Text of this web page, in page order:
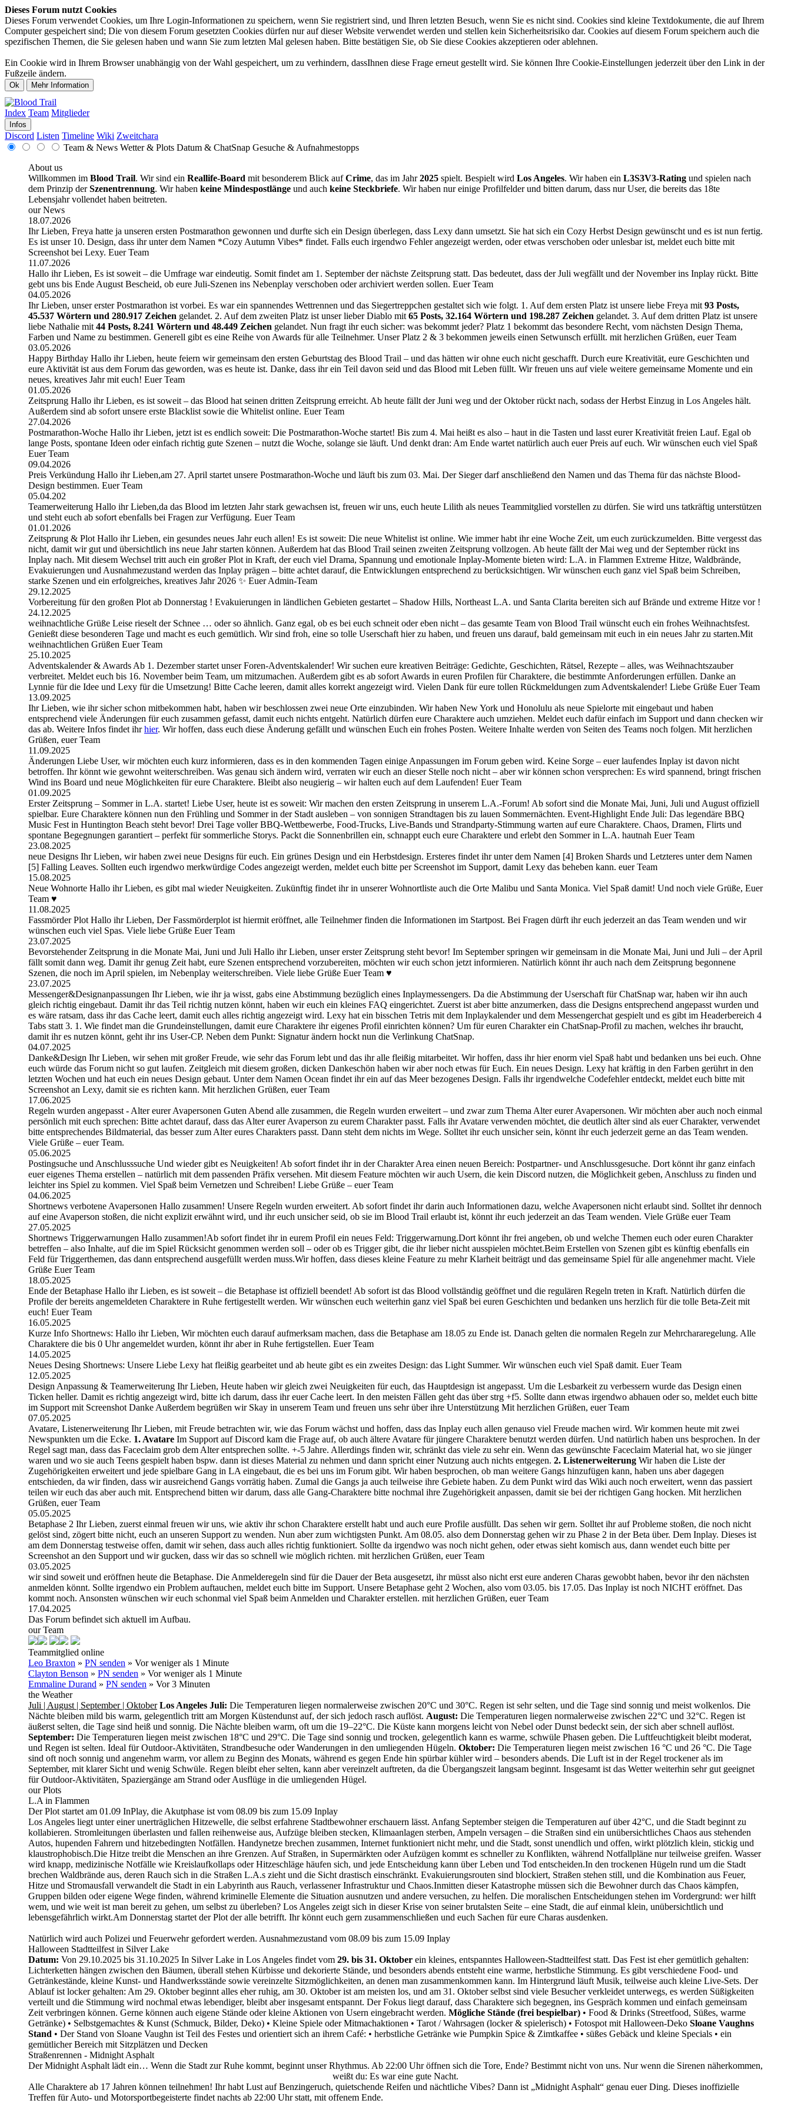
Dieses Forum nutzt Cookies
Dieses Forum verwendet Cookies, um Ihre Login-Informationen zu speichern, wenn Sie registriert sind, und Ihren letzten Besuch, wenn Sie es nicht sind. Cookies sind kleine Textdokumente, die auf Ihrem
Computer gespeichert sind; Die von diesem Forum gesetzten Cookies dürfen nur auf dieser Website verwendet werden und stellen kein Sicherheitsrisiko dar. Cookies auf diesem Forum speichern auch die
spezifischen Themen, die Sie gelesen haben und wann Sie zum letzten Mal gelesen haben. Bitte bestätigen Sie, ob Sie diese Cookies akzeptieren oder ablehnen.
Ein Cookie wird in Ihrem Browser unabhängig von der Wahl gespeichert, um zu verhindern, dassIhnen diese Frage erneut gestellt wird. Sie können Ihre Cookie-Einstellungen jederzeit über den Link in der
Fußzeile ändern.
Index Team Mitglieder
Infos
Discord Listen Timeline Wiki Zweitchara
Team & News Wetter & Plots Datum & ChatSnap Gesuche & Aufnahmestopps
About us
Willkommen im Blood Trail. Wir sind ein Reallife-Board mit besonderem Blick aufCrime, das im Jahr2025 spielt. Bespielt wird Los Angeles. Wir haben ein L3S3V3-Rating und spielen nach
dem Prinzip derSzenentrennung. Wir haben keine Mindespostlänge und auch keine Steckbriefe. Wir haben nur einige Profilfelder und bitten darum, dass nur User, die bereits das 18te
Lebensjahr vollendet haben beitreten.
our News
18.07.2026
Ihr Lieben, Freya hatte ja unseren ersten Postmarathon gewonnen und durfte sich ein Design überlegen, dass Lexy dann umsetzt. Sie hat sich ein Cozy Herbst Design gewünscht und es ist nun fertig.
Es ist unser 10. Design, dass ihr unter dem Namen *Cozy Autumn Vibes* findet. Falls euch irgendwo Fehler angezeigt werden, oder etwas verschoben oder unlesbar ist, meldet euch bitte mit
Screenshot bei Lexy. Euer Team
11.07.2026
Hallo ihr Lieben, Es ist soweit – die Umfrage war eindeutig. Somit findet am 1. September der nächste Zeitsprung statt. Das bedeutet, dass der Juli wegfällt und der November ins Inplay rückt. Bitte
gebt uns bis Ende August Bescheid, ob eure Juli-Szenen ins Nebenplay verschoben oder archiviert werden sollen. Euer Team
04.05.2026
Ihr Lieben, unser erster Postmarathon ist vorbei. Es war ein spannendes Wettrennen und das Siegertreppchen gestaltet sich wie folgt. 1. Auf dem ersten Platz ist unsere liebe Freya mit 93 Posts,
45.537 Wörtern und 280.917 Zeichen gelandet. 2. Auf dem zweiten Platz ist unser lieber Diablo mit 65 Posts, 32.164 Wörtern und 198.287 Zeichen gelandet. 3. Auf dem dritten Platz ist unsere
liebe Nathalie mit 44 Posts, 8.241 Wörtern und 48.449 Zeichen gelandet. Nun fragt ihr euch sicher: was bekommt jeder? Platz 1 bekommt das besondere Recht, vom nächsten Design Thema,
Farben und Name zu bestimmen. Generell gibt es eine Reihe von Awards für alle Teilnehmer. Unser Platz 2 & 3 bekommen jeweils einen Setwunsch erfüllt. mit herzlichen Grüßen, euer Team
03.05.2026
Happy Birthday Hallo ihr Lieben, heute feiern wir gemeinsam den ersten Geburtstag des Blood Trail – und das hätten wir ohne euch nicht geschafft. Durch eure Kreativität, eure Geschichten und
eure Aktivität ist aus dem Forum das geworden, was es heute ist. Danke, dass ihr ein Teil davon seid und das Blood mit Leben füllt. Wir freuen uns auf viele weitere gemeinsame Momente und ein
neues, kreatives Jahr mit euch! Euer Team
01.05.2026
Zeitsprung Hallo ihr Lieben, es ist soweit – das Blood hat seinen dritten Zeitsprung erreicht. Ab heute fällt der Juni weg und der Oktober rückt nach, sodass der Herbst Einzug in Los Angeles hält.
Außerdem sind ab sofort unsere erste Blacklist sowie die Whitelist online. Euer Team
27.04.2026
Postmarathon-Woche Hallo ihr Lieben, jetzt ist es endlich soweit: Die Postmarathon-Woche startet! Bis zum 4. Mai heißt es also – haut in die Tasten und lasst eurer Kreativität freien Lauf. Egal ob
lange Posts, spontane Ideen oder einfach richtig gute Szenen – nutzt die Woche, solange sie läuft. Und denkt dran: Am Ende wartet natürlich auch euer Preis auf euch. Wir wünschen euch viel Spaß
Euer Team
09.04.2026
Preis Verkündung Hallo ihr Lieben,am 27. April startet unsere Postmarathon-Woche und läuft bis zum 03. Mai. Der Sieger darf anschließend den Namen und das Thema für das nächste Blood-
Design bestimmen. Euer Team
05.04.202
Teamerweiterung Hallo ihr Lieben,da das Blood im letzten Jahr stark gewachsen ist, freuen wir uns, euch heute Lilith als neues Teammitglied vorstellen zu dürfen. Sie wird uns tatkräftig unterstützen
und steht euch ab sofort ebenfalls bei Fragen zur Verfügung. Euer Team
01.01.2026
Zeitsprung & Plot Hallo ihr Lieben, ein gesundes neues Jahr euch allen! Es ist soweit: Die neue Whitelist ist online. Wie immer habt ihr eine Woche Zeit, um euch zurückzumelden. Bitte vergesst das
nicht, damit wir gut und übersichtlich ins neue Jahr starten können. Außerdem hat das Blood Trail seinen zweiten Zeitsprung vollzogen. Ab heute fällt der Mai weg und der September rückt ins
Inplay nach. Mit diesem Wechsel tritt auch ein großer Plot in Kraft, der euch viel Drama, Spannung und emotionale Inplay-Momente bieten wird: L.A. in Flammen Extreme Hitze, Waldbrände,
Evakuierungen und Ausnahmezustand werden das Inplay prägen – bitte achtet darauf, die Entwicklungen entsprechend zu berücksichtigen. Wir wünschen euch ganz viel Spaß beim Schreiben,
starke Szenen und ein erfolgreiches, kreatives Jahr 2026 ✨ Euer Admin-Team
29.12.2025
Vorbereitung für den großen Plot ab Donnerstag ! Evakuierungen in ländlichen Gebieten gestartet – Shadow Hills, Northeast L.A. und Santa Clarita bereiten sich auf Brände und extreme Hitze vor !
24.12.2025
weihnachtliche Grüße Leise rieselt der Schnee … oder so ähnlich. Ganz egal, ob es bei euch schneit oder eben nicht – das gesamte Team von Blood Trail wünscht euch ein frohes Weihnachtsfest.
Genießt diese besonderen Tage und macht es euch gemütlich. Wir sind froh, eine so tolle Userschaft hier zu haben, und freuen uns darauf, bald gemeinsam mit euch in ein neues Jahr zu starten.Mit
weihnachtlichen Grüßen Euer Team
25.10.2025
Adventskalender & Awards Ab 1. Dezember startet unser Foren-Adventskalender! Wir suchen eure kreativen Beiträge: Gedichte, Geschichten, Rätsel, Rezepte – alles, was Weihnachtszauber
verbreitet. Meldet euch bis 16. November beim Team, um mitzumachen. Außerdem gibt es ab sofort Awards in euren Profilen für Charaktere, die bestimmte Anforderungen erfüllen. Danke an
Lynnie für die Idee und Lexy für die Umsetzung! Bitte Cache leeren, damit alles korrekt angezeigt wird. Vielen Dank für eure tollen Rückmeldungen zum Adventskalender! Liebe Grüße Euer Team
13.09.2025
Ihr Lieben, wie ihr sicher schon mitbekommen habt, haben wir beschlossen zwei neue Orte einzubinden. Wir haben New York und Honolulu als neue Spielorte mit eingebaut und haben
entsprechend viele Änderungen für euch zusammen gefasst, damit euch nichts entgeht. Natürlich dürfen eure Charaktere auch umziehen. Meldet euch dafür einfach im Support und dann checken wir
das ab. Weitere Infos findet ihrhier. Wir hoffen, dass euch diese Änderung gefällt und wünschen Euch ein frohes Posten. Weitere Inhalte werden von Seiten des Teams noch folgen. Mit herzlichen
Grüßen, euer Team
11.09.2025
Änderungen Liebe User, wir möchten euch kurz informieren, dass es in den kommenden Tagen einige Anpassungen im Forum geben wird. Keine Sorge – euer laufendes Inplay ist davon nicht
betroffen. Ihr könnt wie gewohnt weiterschreiben. Was genau sich ändern wird, verraten wir euch an dieser Stelle noch nicht – aber wir können schon versprechen: Es wird spannend, bringt frischen
Wind ins Board und neue Möglichkeiten für eure Charaktere. Bleibt also neugierig – wir halten euch auf dem Laufenden! Euer Team
01.09.2025
Erster Zeitsprung – Sommer in L.A. startet! Liebe User, heute ist es soweit: Wir machen den ersten Zeitsprung in unserem L.A.-Forum! Ab sofort sind die Monate Mai, Juni, Juli und August offiziell
spielbar. Eure Charaktere können nun den Frühling und Sommer in der Stadt ausleben – von sonnigen Strandtagen bis zu lauen Sommernächten. Event-Highlight Ende Juli: Das legendäre BBQ
Music Fest in Huntington Beach steht bevor! Drei Tage voller BBQ-Wettbewerbe, Food-Trucks, Live-Bands und Strandparty-Stimmung warten auf eure Charaktere. Chaos, Dramen, Flirts und
spontane Begegnungen garantiert – perfekt für sommerliche Storys. Packt die Sonnenbrillen ein, schnappt euch eure Charaktere und erlebt den Sommer in L.A. hautnah Euer Team
23.08.2025
neue Designs Ihr Lieben, wir haben zwei neue Designs für euch. Ein grünes Design und ein Herbstdesign. Ersteres findet ihr unter dem Namen [4] Broken Shards und Letzteres unter dem Namen
[5] Falling Leaves. Sollten euch irgendwo merkwürdige Codes angezeigt werden, meldet euch bitte per Screenshot im Support, damit Lexy das beheben kann. euer Team
15.08.2025
Neue Wohnorte Hallo ihr Lieben, es gibt mal wieder Neuigkeiten. Zukünftig findet ihr in unserer Wohnortliste auch die Orte Malibu und Santa Monica. Viel Spaß damit! Und noch viele Grüße, Euer
Team ♥
11.08.2025
Fassmörder Plot Hallo ihr Lieben, Der Fassmörderplot ist hiermit eröffnet, alle Teilnehmer finden die Informationen im Startpost. Bei Fragen dürft ihr euch jederzeit an das Team wenden und wir
wünschen euch viel Spas. Viele liebe Grüße Euer Team
23.07.2025
Bevorstehender Zeitsprung in die Monate Mai, Juni und Juli Hallo ihr Lieben, unser erster Zeitsprung steht bevor! Im September springen wir gemeinsam in die Monate Mai, Juni und Juli – der April
fällt somit dann weg. Damit ihr genug Zeit habt, eure Szenen entsprechend vorzubereiten, möchten wir euch schon jetzt informieren. Natürlich könnt ihr auch nach dem Zeitsprung begonnene
Szenen, die noch im April spielen, im Nebenplay weiterschreiben. Viele liebe Grüße Euer Team ♥
23.07.2025
Messenger&Designanpassungen Ihr Lieben, wie ihr ja wisst, gabs eine Abstimmung bezüglich eines Inplaymessengers. Da die Abstimmung der Userschaft für ChatSnap war, haben wir ihn auch
gleich richtig eingebaut. Damit ihr das Teil richtig nutzen könnt, haben wir euch ein kleines FAQ eingerichtet. Zuerst ist aber bitte anzumerken, dass die Designs entsprechend angepasst wurden und
es wäre ratsam, dass ihr das Cache leert, damit euch alles richtig angezeigt wird. Lexy hat ein bisschen Tetris mit dem Inplaykalender und dem Messengerchat gespielt und es gibt im Headerbereich 4
Tabs statt 3. 1. Wie findet man die Grundeinstellungen, damit eure Charaktere ihr eigenes Profil einrichten können? Um für euren Charakter ein ChatSnap-Profil zu machen, welches ihr braucht,
damit ihr es nutzen könnt, geht ihr ins User-CP. Neben dem Punkt: Signatur ändern hockt nun die Verlinkung ChatSnap.
04.07.2025
Danke&Design Ihr Lieben, wir sehen mit großer Freude, wie sehr das Forum lebt und das ihr alle fleißig mitarbeitet. Wir hoffen, dass ihr hier enorm viel Spaß habt und bedanken uns bei euch. Ohne
euch würde das Forum nicht so gut laufen. Zeitgleich mit diesem großen, dicken Dankeschön haben wir aber noch etwas für Euch. Ein neues Design. Lexy hat kräftig in den Farben gerührt in den
letzten Wochen und hat euch ein neues Design gebaut. Unter dem Namen Ocean findet ihr ein auf das Meer bezogenes Design. Falls ihr irgendwelche Codefehler entdeckt, meldet euch bitte mit
Screenshot an Lexy, damit sie es richten kann. Mit herzlichen Grüßen, euer Team
17.06.2025
Regeln wurden angepasst - Alter eurer Avapersonen Guten Abend alle zusammen, die Regeln wurden erweitert – und zwar zum Thema Alter eurer Avapersonen. Wir möchten aber auch noch einmal
persönlich mit euch sprechen: Bitte achtet darauf, dass das Alter eurer Avaperson zu eurem Charakter passt. Falls ihr Avatare verwenden möchtet, die deutlich älter sind als euer Charakter, verwendet
bitte entsprechendes Bildmaterial, das besser zum Alter eures Charakters passt. Dann steht dem nichts im Wege. Solltet ihr euch unsicher sein, könnt ihr euch jederzeit gerne an das Team wenden.
Viele Grüße – euer Team.
05.06.2025
Postingsuche und Anschlusssuche Und wieder gibt es Neuigkeiten! Ab sofort findet ihr in der Charakter Area einen neuen Bereich: Postpartner- und Anschlussgesuche. Dort könnt ihr ganz einfach
euer eigenes Thema erstellen – natürlich mit dem passenden Präfix versehen. Mit diesem Feature möchten wir auch Usern, die kein Discord nutzen, die Möglichkeit geben, Anschluss zu finden und
leichter ins Spiel zu kommen. Viel Spaß beim Vernetzen und Schreiben! Liebe Grüße – euer Team
04.06.2025
Shortnews verbotene Avapersonen Hallo zusammen! Unsere Regeln wurden erweitert. Ab sofort findet ihr darin auch Informationen dazu, welche Avapersonen nicht erlaubt sind. Solltet ihr dennoch
auf eine Avaperson stoßen, die nicht explizit erwähnt wird, und ihr euch unsicher seid, ob sie im Blood Trail erlaubt ist, könnt ihr euch jederzeit an das Team wenden. Viele Grüße euer Team
27.05.2025
Shortnews Triggerwarnungen Hallo zusammen!Ab sofort findet ihr in eurem Profil ein neues Feld: Triggerwarnung.Dort könnt ihr frei angeben, ob und welche Themen euch oder euren Charakter
betreffen – also Inhalte, auf die im Spiel Rücksicht genommen werden soll – oder ob es Trigger gibt, die ihr lieber nicht ausspielen möchtet.Beim Erstellen von Szenen gibt es künftig ebenfalls ein
Feld für Triggerthemen, das dann entsprechend ausgefüllt werden muss.Wir hoffen, dass dieses kleine Feature zu mehr Klarheit beiträgt und das gemeinsame Spiel für alle angenehmer macht. Viele
Grüße Euer Team
18.05.2025
Ende der Betaphase Hallo ihr Lieben, es ist soweit – die Betaphase ist offiziell beendet! Ab sofort ist das Blood vollständig geöffnet und die regulären Regeln treten in Kraft. Natürlich dürfen die
Profile der bereits angemeldeten Charaktere in Ruhe fertigestellt werden. Wir wünschen euch weiterhin ganz viel Spaß bei euren Geschichten und bedanken uns herzlich für die tolle Beta-Zeit mit
euch! Euer Team
16.05.2025
Kurze Info Shortnews: Hallo ihr Lieben, Wir möchten euch darauf aufmerksam machen, dass die Betaphase am 18.05 zu Ende ist. Danach gelten die normalen Regeln zur Mehrchararegelung. Alle
Charaktere die bis 0 Uhr angemeldet wurden, könnt ihr aber in Ruhe fertigstellen. Euer Team
14.05.2025
Neues Desing Shortnews: Unsere Liebe Lexy hat fleißig gearbeitet und ab heute gibt es ein zweites Design: das Light Summer. Wir wünschen euch viel Spaß damit. Euer Team
12.05.2025
Design Anpassung & Teamerweiterung Ihr Lieben, Heute haben wir gleich zwei Neuigkeiten für euch, das Hauptdesign ist angepasst. Um die Lesbarkeit zu verbessern wurde das Design einen
Ticken heller. Damit es richtig angezeigt wird, bitte ich darum, dass ihr euer Cache leert. In den meisten Fällen geht das über strg +f5. Sollte dann etwas irgendwo abhauen oder so, meldet euch bitte
im Support mit Screenshot Danke Außerdem begrüßen wir Skay in unserem Team und freuen uns sehr über ihre Unterstützung Mit herzlichen Grüßen, euer Team
07.05.2025
Avatare, Listenerweiterung Ihr Lieben, mit Freude betrachten wir, wie das Forum wächst und hoffen, dass das Inplay euch allen genauso viel Freude machen wird. Wir kommen heute mit zwei
Newspunkten um die Ecke. 1. Avatare Im Support auf Discord kam die Frage auf, ob auch ältere Avatare für jüngere Charaktere benutzt werden dürfen. Und natürlich haben uns besprochen. In der
Regel sagt man, dass das Faceclaim grob dem Alter entsprechen sollte. +-5 Jahre. Allerdings finden wir, schränkt das viele zu sehr ein. Wenn das gewünschte Faceclaim Material hat, wo sie jünger
waren und wo sie auch Teens gespielt haben bspw. dann ist dieses Material zu nehmen und dann spricht einer Nutzung auch nichts entgegen. 2. Listenerweiterung Wir haben die Liste der
Zugehörigkeiten erweitert und jede spielbare Gang in LA eingebaut, die es bei uns im Forum gibt. Wir haben besprochen, ob man weitere Gangs hinzufügen kann, haben uns aber dagegen
entschieden, da wir finden, dass wir ausreichend Gangs vorrätig haben. Zumal die Gangs ja auch teilweise ihre Gebiete haben. Zu dem Punkt wird das Wiki auch noch erweitert, wenn das passiert
teilen wir euch das aber auch mit. Entsprechend bitten wir darum, dass alle Gang-Charaktere bitte nochmal ihre Zugehörigkeit anpassen, damit sie bei der richtigen Gang hocken. Mit herzlichen
Grüßen, euer Team
05.05.2025
Betaphase 2 Ihr Lieben, zuerst einmal freuen wir uns, wie aktiv ihr schon Charaktere erstellt habt und auch eure Profile ausfüllt. Das sehen wir gern. Solltet ihr auf Probleme stoßen, die noch nicht
gelöst sind, zögert bitte nicht, euch an unseren Support zu wenden. Nun aber zum wichtigsten Punkt. Am 08.05. also dem Donnerstag gehen wir zu Phase 2 in der Beta über. Dem Inplay. Dieses ist
am dem Donnerstag testweise offen, damit wir sehen, dass auch alles richtig funktioniert. Sollte da irgendwo was noch nicht gehen, oder etwas sieht komisch aus, dann wendet euch bitte per
Screenshot an den Support und wir gucken, dass wir das so schnell wie möglich richten. mit herzlichen Grüßen, euer Team
03.05.2025
wir sind soweit und eröffnen heute die Betaphase. Die Anmelderegeln sind für die Dauer der Beta ausgesetzt, ihr müsst also nicht erst eure anderen Charas gewobbt haben, bevor ihr den nächsten
anmelden könnt. Sollte irgendwo ein Problem auftauchen, meldet euch bitte im Support. Unsere Betaphase geht 2 Wochen, also vom 03.05. bis 17.05. Das Inplay ist noch NICHT eröffnet. Das
kommt noch. Ansonsten wünschen wir euch schonmal viel Spaß beim Anmelden und Charakter erstellen. mit herzlichen Grüßen, euer Team
17.04.2025
Das Forum befindet sich aktuell im Aufbau.
our Team
Teammitglied online
Leo Braxton » PN senden » Vor weniger als 1 Minute
Clayton Benson » PN senden » Vor weniger als 1 Minute
Emmaline Durand » PN senden » Vor 3 Minuten
the Weather
Juli | August | September | Oktober Los Angeles Juli: Die Temperaturen liegen normalerweise zwischen 20°C und 30°C. Regen ist sehr selten, und die Tage sind sonnig und meist wolkenlos. Die
Nächte bleiben mild bis warm, gelegentlich tritt am Morgen Küstendunst auf, der sich jedoch rasch auflöst. August: Die Temperaturen liegen normalerweise zwischen 22°C und 32°C. Regen ist
äußerst selten, die Tage sind heiß und sonnig. Die Nächte bleiben warm, oft um die 19–22°C. Die Küste kann morgens leicht von Nebel oder Dunst bedeckt sein, der sich aber schnell auflöst.
September: Die Temperaturen liegen meist zwischen 18°C und 29°C. Die Tage sind sonnig und trocken, gelegentlich kann es warme, schwüle Phasen geben. Die Luftfeuchtigkeit bleibt moderat,
und Regen ist selten. Ideal für Outdoor-Aktivitäten, Strandbesuche oder Wanderungen in den umliegenden Hügeln. Oktober: Die Temperaturen liegen meist zwischen 16 °C und 26 °C. Die Tage
sind oft noch sonnig und angenehm warm, vor allem zu Beginn des Monats, während es gegen Ende hin spürbar kühler wird – besonders abends. Die Luft ist in der Regel trockener als im
September, mit klarer Sicht und wenig Schwüle. Regen bleibt eher selten, kann aber vereinzelt auftreten, da die Übergangszeit langsam beginnt. Insgesamt ist das Wetter weiterhin sehr gut geeignet
für Outdoor-Aktivitäten, Spaziergänge am Strand oder Ausflüge in die umliegenden Hügel.
our Plots
L.A in Flammen
Der Plot startet am 01.09 InPlay, die Akutphase ist vom 08.09 bis zum 15.09 Inplay
Los Angeles liegt unter einer unerträglichen Hitzewelle, die selbst erfahrene Stadtbewohner erschauern lässt. Anfang September steigen die Temperaturen auf über 42°C, und die Stadt beginnt zu
kollabieren. Stromleitungen überlasten und fallen reihenweise aus, Aufzüge bleiben stecken, Klimaanlagen sterben, Ampeln versagen – die Straßen sind ein unübersichtliches Chaos aus stehenden
Autos, hupenden Fahrern und hitzebedingten Notfällen. Handynetze brechen zusammen, Internet funktioniert nicht mehr, und die Stadt, sonst unendlich und offen, wirkt plötzlich klein, stickig und
klaustrophobisch.Die Hitze treibt die Menschen an ihre Grenzen. Auf Straßen, in Supermärkten oder Aufzügen kommt es schneller zu Konflikten, während Notfallpläne nur teilweise greifen. Wasser
wird knapp, medizinische Notfälle wie Kreislaufkollaps oder Hitzeschläge häufen sich, und jede Entscheidung kann über Leben und Tod entscheiden.In den trockenen Hügeln rund um die Stadt
brechen Waldbrände aus, deren Rauch sich in die Straßen L.A.s zieht und die Sicht drastisch einschränkt. Evakuierungsrouten sind blockiert, Straßen stehen still, und die Kombination aus Feuer,
Hitze und Stromausfall verwandelt die Stadt in ein Labyrinth aus Rauch, verlassener Infrastruktur und Chaos.Inmitten dieser Katastrophe müssen sich die Bewohner durch das Chaos kämpfen,
Gruppen bilden oder eigene Wege finden, während kriminelle Elemente die Situation ausnutzen und andere versuchen, zu helfen. Die moralischen Entscheidungen stehen im Vordergrund: wer hilft
wem, und wie weit ist man bereit zu gehen, um selbst zu überleben? Los Angeles zeigt sich in dieser Krise von seiner brutalsten Seite – eine Stadt, die auf einmal klein, unübersichtlich und
lebensgefährlich wirkt.Am Donnerstag startet der Plot der alle betrifft. Ihr könnt euch gern zusammenschließen und euch Sachen für eure Charas ausdenken.
Natürlich wird auch Polizei und Feuerwehr gefordert werden. Ausnahmezustand vom 08.09 bis zum 15.09 Inplay
Halloween Stadtteilfest in Silver Lake
Datum: Von 29.10.2025 bis 31.10.2025 In Silver Lake in Los Angeles findet vom 29. bis 31. Oktober ein kleines, entspanntes Halloween-Stadtteilfest statt. Das Fest ist eher gemütlich gehalten:
Lichterketten hängen zwischen den Bäumen, überall stehen Kürbisse und dekorierte Stände, und besonders abends entsteht eine warme, herbstliche Stimmung. Es gibt verschiedene Food- und
Getränkestände, kleine Kunst- und Handwerksstände sowie vereinzelte Sitzmöglichkeiten, an denen man zusammenkommen kann. Im Hintergrund läuft Musik, teilweise auch kleine Live-Sets. Der
Ablauf ist locker gehalten: Am 29. Oktober beginnt alles eher ruhig, am 30. Oktober ist am meisten los, und am 31. Oktober selbst sind viele Besucher verkleidet unterwegs, es werden Süßigkeiten
verteilt und die Stimmung wird nochmal etwas lebendiger, bleibt aber insgesamt entspannt. Der Fokus liegt darauf, dass Charaktere sich begegnen, ins Gespräch kommen und einfach gemeinsam
Zeit verbringen können. Gerne können auch eigene Stände oder kleine Aktionen von Usern eingebracht werden. Mögliche Stände (frei bespielbar) • Food & Drinks (Streetfood, Süßes, warme
Getränke) • Selbstgemachtes & Kunst (Schmuck, Bilder, Deko) • Kleine Spiele oder Mitmachaktionen • Tarot / Wahrsagen (locker & spielerisch) • Fotospot mit Halloween-Deko Sloane Vaughns
Stand • Der Stand von Sloane Vaughn ist Teil des Festes und orientiert sich an ihrem Café: • herbstliche Getränke wie Pumpkin Spice & Zimtkaffee • süßes Gebäck und kleine Specials • ein
gemütlicher Bereich mit Sitzplätzen und Decken
Straßenrennen - Midnight Asphalt
Der Midnight Asphalt lädt ein… Wenn die Stadt zur Ruhe kommt, beginnt unser Rhythmus. Ab 22:00 Uhr öffnen sich die Tore, Ende? Bestimmt nicht von uns. Nur wenn die Sirenen näherkommen,
weißt du: Es war eine gute Nacht.
Alle Charaktere ab 17 Jahren können teilnehmen! Ihr habt Lust auf Benzingeruch, quietschende Reifen und nächtliche Vibes? Dann ist „Midnight Asphalt“ genau euer Ding. Dieses inoffizielle
Treffen für Auto- und Motorsportbegeisterte findet nachts ab 22:00 Uhr statt, mit offenem Ende.